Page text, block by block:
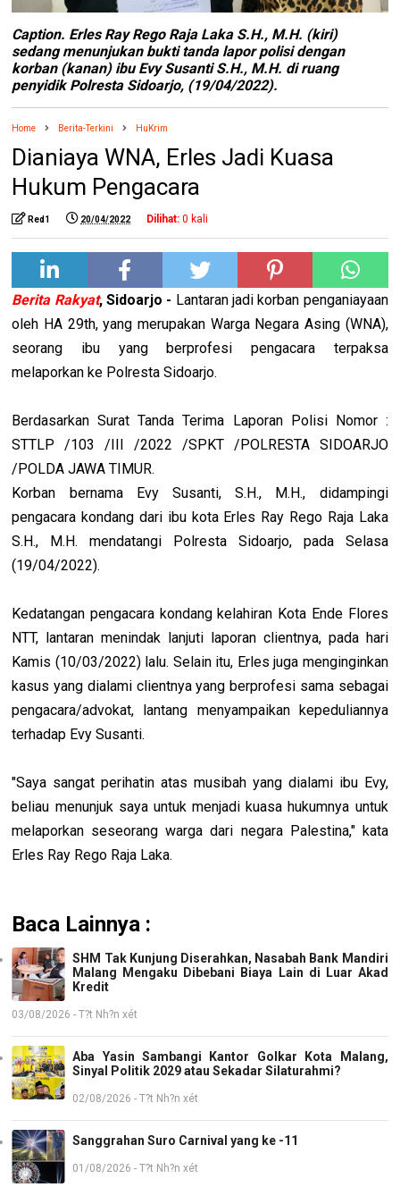
Caption. Erles Ray Rego Raja Laka S.H., M.H. (kiri)
sedang menunjukan bukti tanda lapor polisi dengan
korban (kanan) ibu Evy Susanti S.H., M.H. di ruang
penyidik Polresta Sidoarjo, (19/04/2022).
Home Berita-Terkini HuKrim
Dianiaya WNA, Erles Jadi Kuasa
Hukum Pengacara
Red1 20/04/2022 Dilihat: 0 kali
Berita Rakyat, Sidoarjo - Lantaran jadi korban penganiayaan
oleh HA 29th, yang merupakan Warga Negara Asing (WNA),
seorang ibu yang berprofesi pengacara terpaksa
melaporkan ke Polresta Sidoarjo.
Berdasarkan Surat Tanda Terima Laporan Polisi Nomor :
STTLP /103 /III /2022 /SPKT /POLRESTA SIDOARJO
/POLDA JAWA TIMUR.
Korban bernama Evy Susanti, S.H., M.H., didampingi
pengacara kondang dari ibu kota Erles Ray Rego Raja Laka
S.H., M.H. mendatangi Polresta Sidoarjo, pada Selasa
(19/04/2022).
Kedatangan pengacara kondang kelahiran Kota Ende Flores
NTT, lantaran menindak lanjuti laporan clientnya, pada hari
Kamis (10/03/2022) lalu. Selain itu, Erles juga menginginkan
kasus yang dialami clientnya yang berprofesi sama sebagai
pengacara/advokat, lantang menyampaikan kepeduliannya
terhadap Evy Susanti.
"Saya sangat perihatin atas musibah yang dialami ibu Evy,
beliau menunjuk saya untuk menjadi kuasa hukumnya untuk
melaporkan seseorang warga dari negara Palestina," kata
Erles Ray Rego Raja Laka.
Baca Lainnya :
SHM Tak Kunjung Diserahkan, Nasabah Bank Mandiri
Malang Mengaku Dibebani Biaya Lain di Luar Akad
Kredit
03/08/2026 - T?t Nh?n xét
Aba Yasin Sambangi Kantor Golkar Kota Malang,
Sinyal Politik 2029 atau Sekadar Silaturahmi?
02/08/2026 - T?t Nh?n xét
Sanggrahan Suro Carnival yang ke -11
01/08/2026 - T?t Nh?n xét